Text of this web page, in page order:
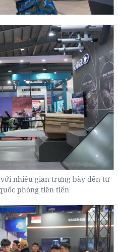
nhiều gian trưng bày đến từ
phòng tiên tiến